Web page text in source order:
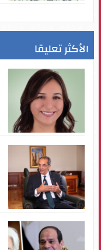
الأكثر تعليقا